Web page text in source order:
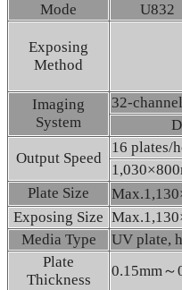
Mode U832
Exposing
Method
Imaging
System
32-channel
Output Speed
16 plates/
Plate Size
Exposing Size
Media Type
UV plate,
Plate
Thickness
0.15mm～